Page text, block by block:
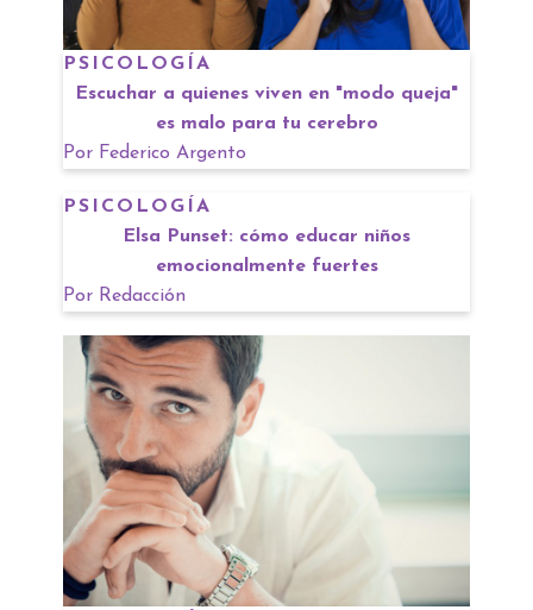
PSICOLOGÍA
Escuchar a quienes viven en "modo queja"
es malo para tu cerebro
Por Federico Argento
PSICOLOGÍA
Elsa Punset: cómo educar niños
emocionalmente fuertes
Por Redacción